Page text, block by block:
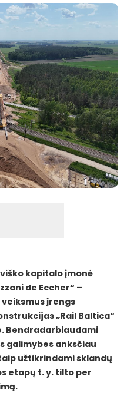
kapitalo įmonė
de Eccher“ –
įrengs
„Rail Baltica“
Bendradarbiaudami
galimybes anksčiau
užtikrindami sklandų
etapų t. y. tilto per